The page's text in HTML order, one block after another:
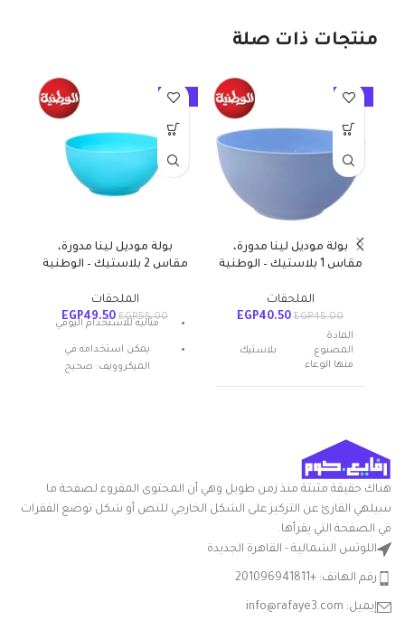
منتجات ذات صلة
-10%
بولة موديل لينا مدورة،
مقاس 1 بلاستيك – الوطنية
الملحقات
EGP45.00
EGP40.50
المادة
المصنوع
منها الوعاء
بلاستيك
اسم العلامة
التجارية
اللون
متعدد
السلعة
مستدير
-10%
بولة موديل لينا مدورة،
مقاس 2 بلاستيك – الوطنية
الملحقات
EGP55.00
EGP49.50
مثالية للاستخدام اليومي
يمكن استخدامه في
الميكروويف: صحيح
هناك حقيقة مثبتة منذ زمن طويل وهي أن المحتوى المقروء لصفحة ما
سيلهي القارئ عن التركيز على الشكل الخارجي للنص أو شكل توضع الفقرات
في الصفحة التي يقرأها.
اللوتس الشمالية - القاهرة الجديدة
رقم الهاتف: +201096941811
إيميل: info@rafaye3.com